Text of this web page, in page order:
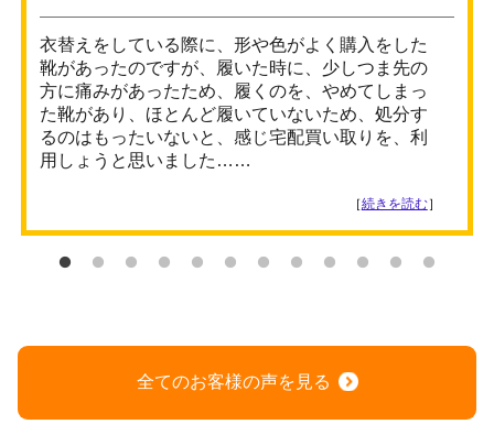
衣替えをしている際に、形や色がよく購入をした
靴があったのですが、履いた時に、少しつま先の
方に痛みがあったため、履くのを、やめてしまっ
た靴があり、ほとんど履いていないため、処分す
るのはもったいないと、感じ宅配買い取りを、利
用しょうと思いました……
［続きを読む］
全てのお客様の声を見る